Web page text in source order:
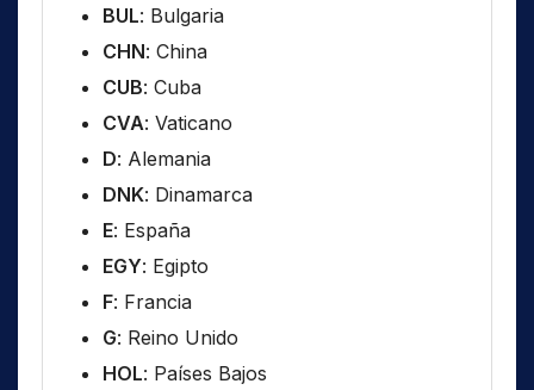
BUL: Bulgaria
CHN: China
CUB: Cuba
CVA: Vaticano
D: Alemania
DNK: Dinamarca
E: España
EGY: Egipto
F: Francia
G: Reino Unido
HOL: Países Bajos